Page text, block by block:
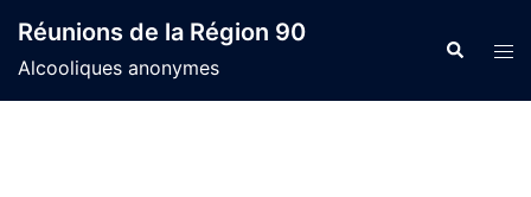
content
Réunions de la Région 90
Alcooliques anonymes
Search